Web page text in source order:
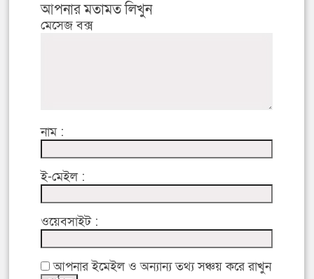
আপনার মতামত লিখুন
মেসেজ বক্স
নাম :
ই-মেইল :
ওয়েবসাইট :
আপনার ইমেইল ও অন্যান্য তথ্য সঞ্চয় করে রাখুন